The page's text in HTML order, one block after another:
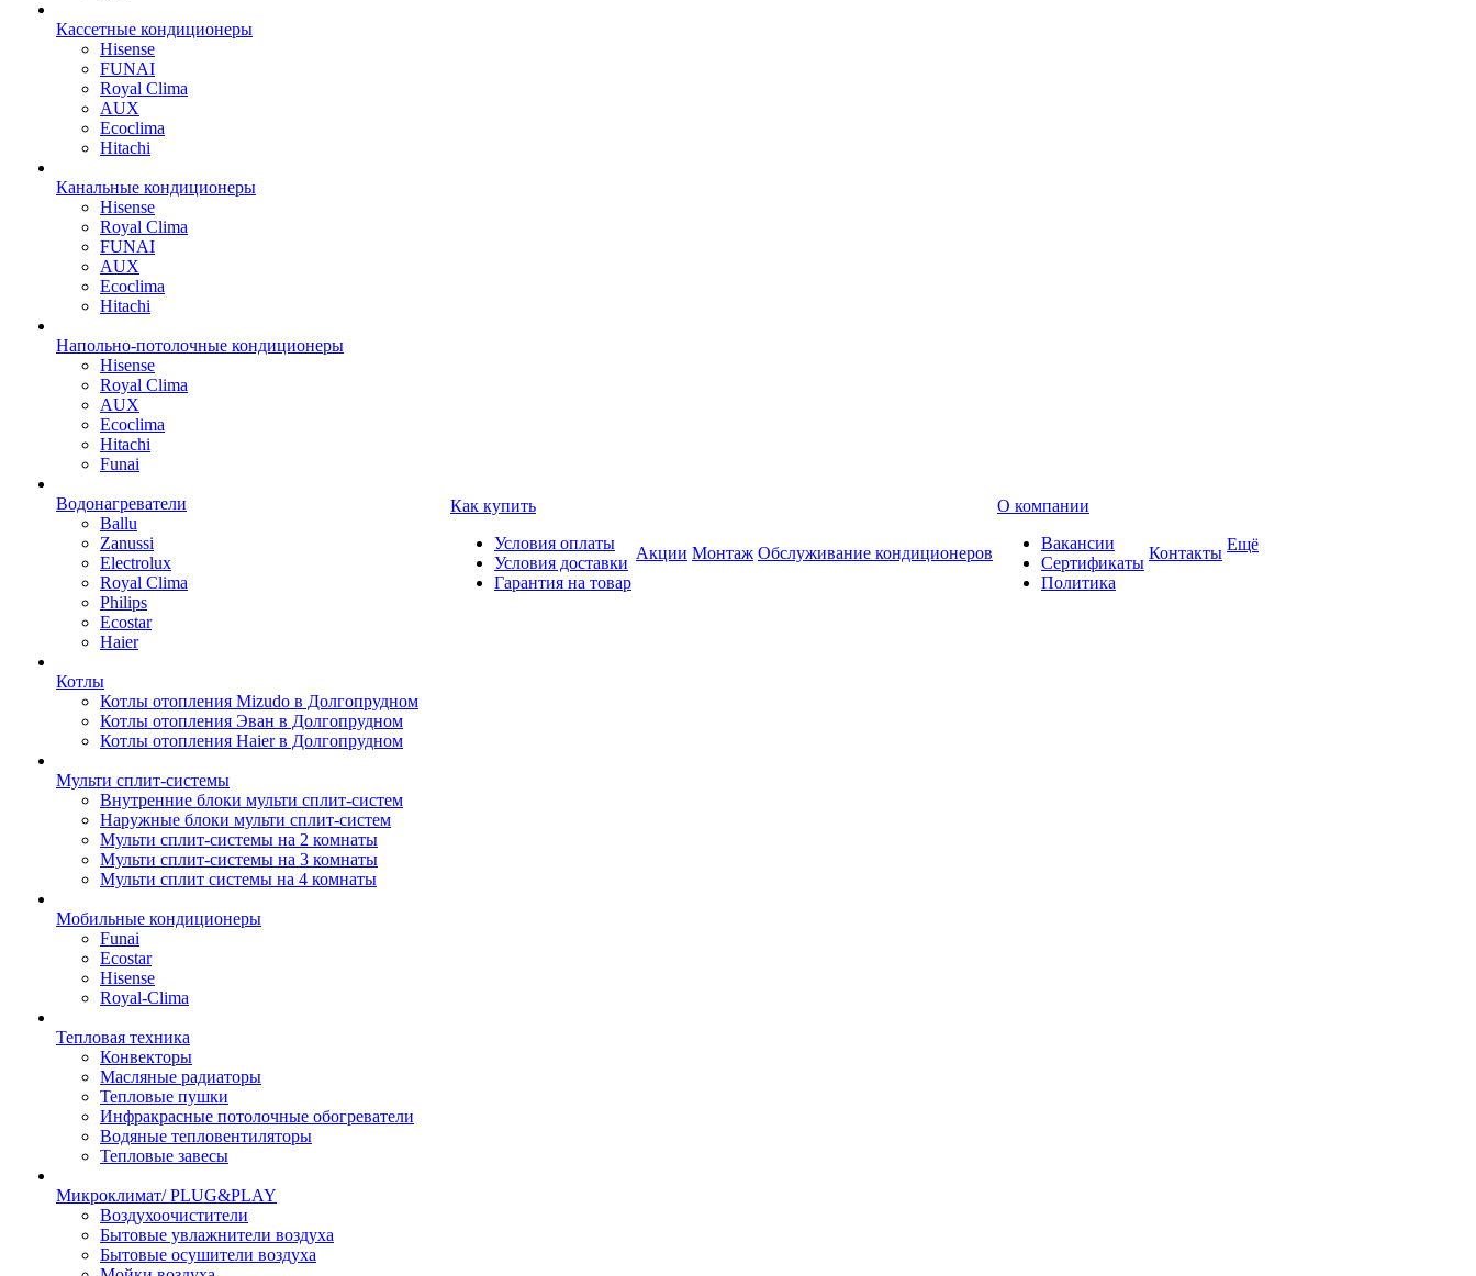
Кассетные кондиционеры
Hisense
FUNAI
Royal Clima
AUX
Ecoclima
Hitachi
Канальные кондиционеры
Hisense
Royal Clima
FUNAI
AUX
Ecoclima
Hitachi
Напольно-потолочные кондиционеры
Hisense
Royal Clima
AUX
Ecoclima
Hitachi
Funai
Водонагреватели
Ballu
Zanussi
Electrolux
Royal Clima
Philips
Ecostar
Haier
Котлы
Котлы отопления Mizudo в Долгопрудном
Котлы отопления Эван в Долгопрудном
Котлы отопления Haier в Долгопрудном
Мульти сплит-системы
Внутренние блоки мульти сплит-систем
Наружные блоки мульти сплит-систем
Мульти сплит-системы на 2 комнаты
Мульти сплит-системы на 3 комнаты
Мульти сплит системы на 4 комнаты
Мобильные кондиционеры
Funai
Ecostar
Hisense
Royal-Clima
Тепловая техника
Конвекторы
Масляные радиаторы
Тепловые пушки
Инфракрасные потолочные обогреватели
Водяные тепловентиляторы
Тепловые завесы
Микроклимат/ PLUG&PLAY
Воздухоочистители
Бытовые увлажнители воздуха
Бытовые осушители воздуха
Как купить
Условия оплаты
Условия доставки
Гарантия на товар
Акции Монтаж Обслуживание кондиционеров
О компании
Вакансии
Сертификаты
Политика
Контакты Ещё